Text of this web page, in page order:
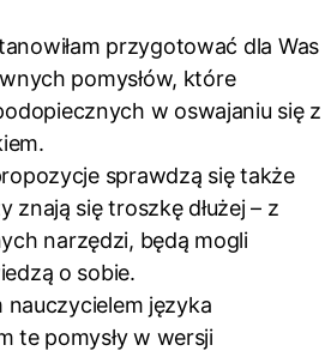
przygotować dla Was
pomysłów, które
w oswajaniu się z
sprawdzą się także
się troszkę dłużej – z
narzędzi, będą mogli
o sobie.
nauczycielem języka
te pomysły w wersji